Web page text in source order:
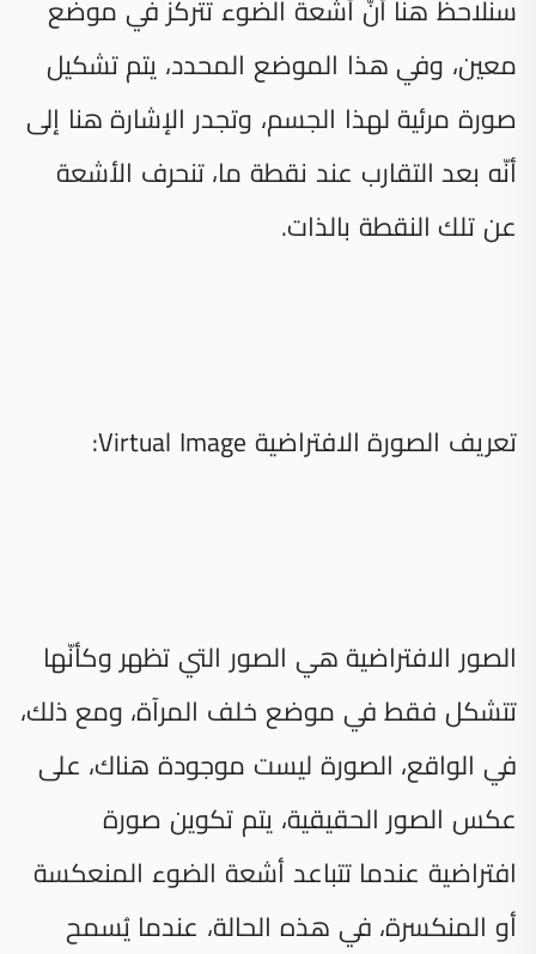
سنلاحظ هنا أنّ أشعة الضوء تتركز في موضع
معين، وفي هذا الموضع المحدد، يتم تشكيل
صورة مرئية لهذا الجسم، وتجدر الإشارة هنا إلى
أنّه بعد التقارب عند نقطة ما، تنحرف الأشعة
عن تلك النقطة بالذات.
تعريف الصورة الافتراضية Virtual Image:
الصور الافتراضية هي الصور التي تظهر وكأنّها
تتشكل فقط في موضع خلف المرآة، ومع ذلك،
في الواقع، الصورة ليست موجودة هناك، على
عكس الصور الحقيقية، يتم تكوين صورة
افتراضية عندما تتباعد أشعة الضوء المنعكسة
أو المنكسرة، في هذه الحالة، عندما يُسمح